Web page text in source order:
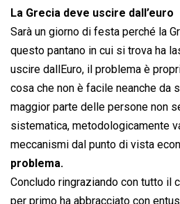
La Grecia deve uscire dall’euro
Sarà un giorno di festa perché la
questo pantano in cui si trova ha
uscire dallEuro, il problema è
cosa che non è facile neanche da
maggior parte delle persone non
sistematica, metodologicamente
meccanismi dal punto di vista
problema.
Concludo ringraziando con tutto il
per primo ha abbracciato con